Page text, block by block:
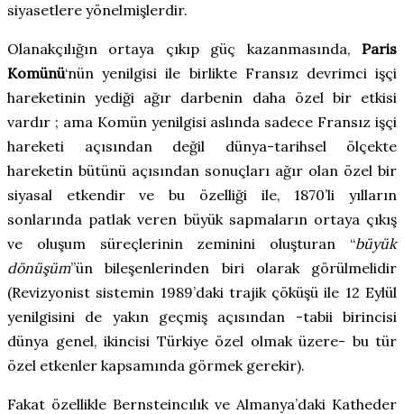
siyasetlere yönelmişlerdir.
Olanakçılığın ortaya çıkıp güç kazanmasında, Paris
Komünü‘nün yenilgisi ile birlikte Fransız devrimci işçi
hareketinin yediği ağır darbenin daha özel bir etkisi
vardır ; ama Komün yenilgisi aslında sadece Fransız işçi
hareketi açısından değil dünya-tarihsel ölçekte
hareketin bütünü açısından sonuçları ağır olan özel bir
siyasal etkendir ve bu özelliği ile, 1870’li yılların
sonlarında patlak veren büyük sapmaların ortaya çıkış
ve oluşum süreçlerinin zeminini oluşturan “büyük
dönüşüm”ün bileşenlerinden biri olarak görülmelidir
(Revizyonist sistemin 1989’daki trajik çöküşü ile 12 Eylül
yenilgisini de yakın geçmiş açısından -tabii birincisi
dünya genel, ikincisi Türkiye özel olmak üzere- bu tür
özel etkenler kapsamında görmek gerekir).
Fakat özellikle Bernsteincılık ve Almanya’daki Katheder